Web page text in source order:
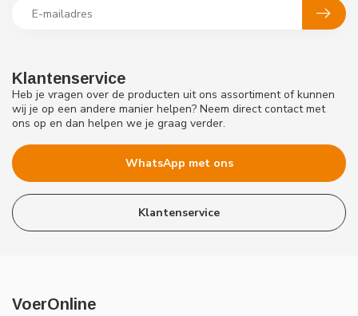
Klantenservice
Heb je vragen over de producten uit ons assortiment of kunnen
wij je op een andere manier helpen? Neem direct contact met
ons op en dan helpen we je graag verder.
WhatsApp met ons
Klantenservice
VoerOnline